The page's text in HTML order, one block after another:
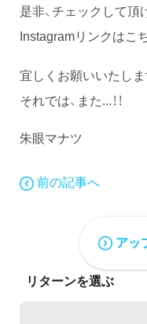
是非、チェックして頂
Instagramリンクはこ
宜しくお願いいたしま
それでは、また...！！
朱眼マナツ
前の記事へ
アッ
リターンを選ぶ